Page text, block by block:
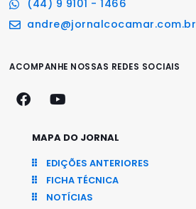
(44) 9 9101 - 1466
andre@jornalcocamar.com.br
ACOMPANHE NOSSAS REDES SOCIAIS
MAPA DO JORNAL
EDIÇÕES ANTERIORES
FICHA TÉCNICA
NOTÍCIAS